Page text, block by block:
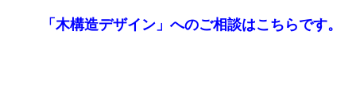
「木構造デザイン」へのご相談はこちらです。